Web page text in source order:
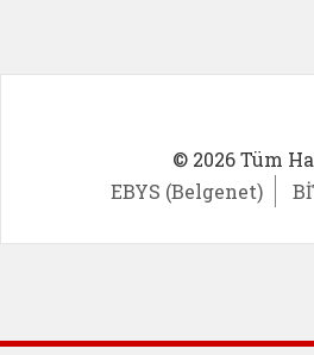
© 2026 Tüm
EBYS (Belgenet)